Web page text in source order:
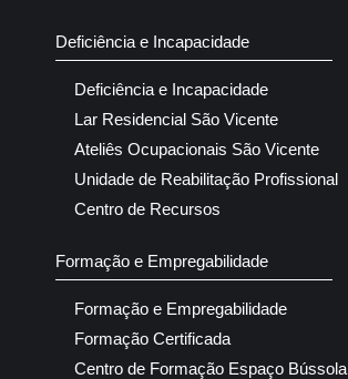
Deficiência e Incapacidade
Deficiência e Incapacidade
Lar Residencial São Vicente
Ateliês Ocupacionais São Vicente
Unidade de Reabilitação Profissional
Centro de Recursos
Formação e Empregabilidade
Formação e Empregabilidade
Formação Certificada
Centro de Formação Espaço Bússola